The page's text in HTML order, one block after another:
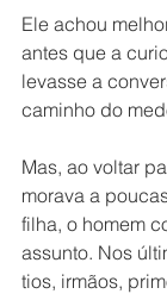
Ele achou
antes que a
levasse a
caminho do
Mas, ao voltar
morava a
filha, o homem
assunto. Nos
tios, irmãos,